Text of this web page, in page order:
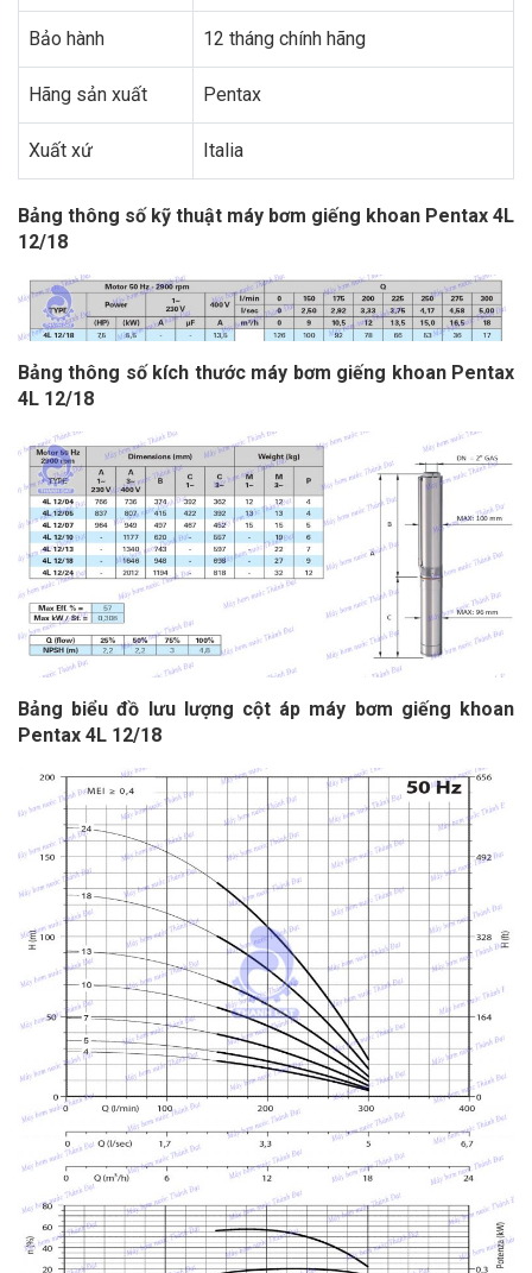
Bảo hành 12 tháng chính hãng
Hãng sản xuất Pentax
Xuất xứ Italia
Bảng thông số kỹ thuật máy bơm giếng khoan Pentax 4L
12/18
Bảng thông số kích thước máy bơm giếng khoan Pentax
4L 12/18
Bảng biểu đồ lưu lượng cột áp máy bơm giếng khoan
Pentax 4L 12/18